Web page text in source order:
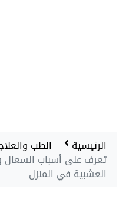
الرئيسية الطب
تعرف على أسباب السعال
العشبية في المنزل